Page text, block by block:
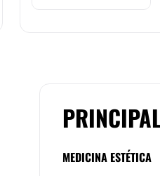
MEDICINA ESTÉTICA